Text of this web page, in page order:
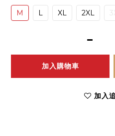
M L XL 2XL
加入購物車
加入